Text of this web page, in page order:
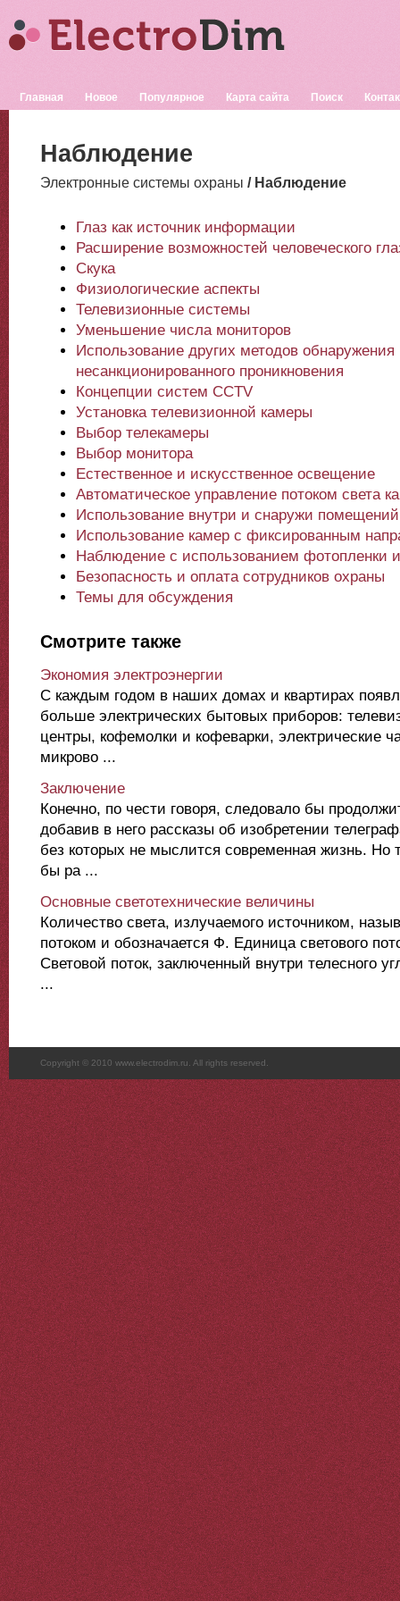
Главная Новое Популярное Карта сайта Поиск
Наблюдение
Электронные системы охраны / Наблюдение
Глаз как источник информации
Расширение возможностей человеческого
Скука
Физиологические аспекты
Телевизионные системы
Уменьшение числа мониторов
Использование других методов обнаружения
несанкционированного проникновения
Концепции систем CCTV
Установка телевизионной камеры
Выбор телекамеры
Выбор монитора
Естественное и искусственное освещение
Автоматическое управление потоком света
Использование внутри и снаружи помещений
Использование камер с фиксированным
Наблюдение с использованием фотопленки
Безопасность и оплата сотрудников охраны
Темы для обсуждения
Смотрите также
Экономия электроэнергии
С каждым годом в наших домах и квартирах
больше электрических бытовых приборов:
центры, кофемолки и кофеварки, электрические
микрово ...
Заключение
Конечно, по чести говоря, следовало бы
добавив в него рассказы об изобретении
без которых не мыслится современная жизнь. Но
бы ра ...
Основные светотехнические величины
Количество света, излучаемого источником,
потоком и обозначается Ф. Единица светового
Световой поток, заключенный внутри телесного
...
Copyright © 2010 www.electrodim.ru. All rights reserved.